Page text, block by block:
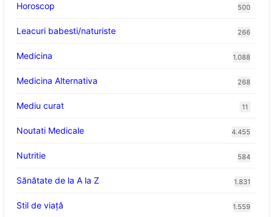
Horoscop 500
Leacuri babesti/naturiste 266
Medicina 1.088
Medicina Alternativa 268
Mediu curat 11
Noutati Medicale 4.455
Nutritie 584
Sănătate de la A la Z 1.831
Stil de viaţă 1.559